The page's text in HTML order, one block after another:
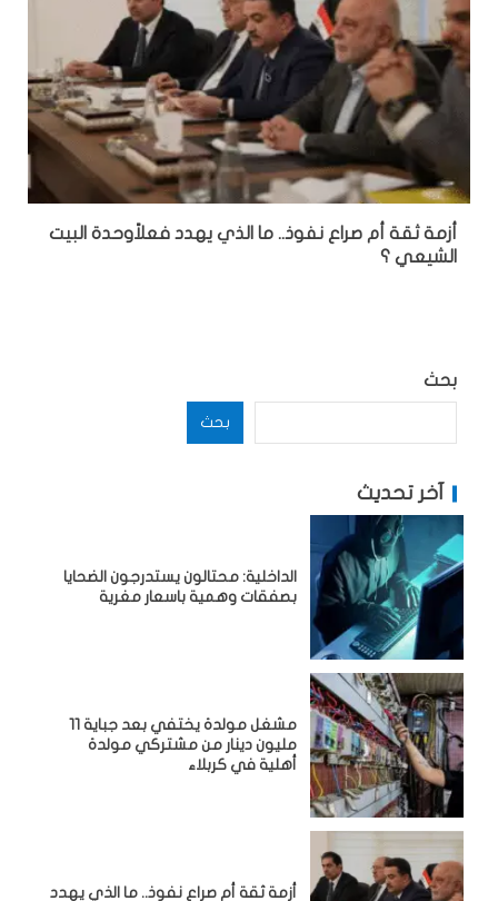
أزمة ثقة أم صراع نفوذ.. ما الذي يهدد فعلاًوحدة البيت
الشيعي ؟
بحث
بحث
آخر تحديث
الداخلية: محتالون يستدرجون الضحايا
بصفقات وهمية باسعار مغرية
مشغل مولدة يختفي بعد جباية 11
مليون دينار من مشتركي مولدة
أهلية في كربلاء
أزمة ثقة أم صراع نفوذ.. ما الذي يهدد